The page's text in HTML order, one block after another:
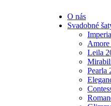
O nás
Svadobné
Leila
Pearla